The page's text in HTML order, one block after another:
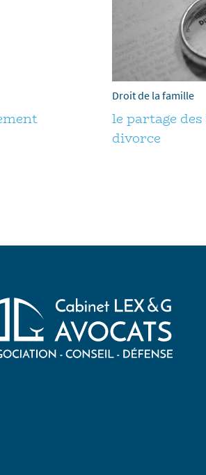
Droit de la famille
le partage
divorce